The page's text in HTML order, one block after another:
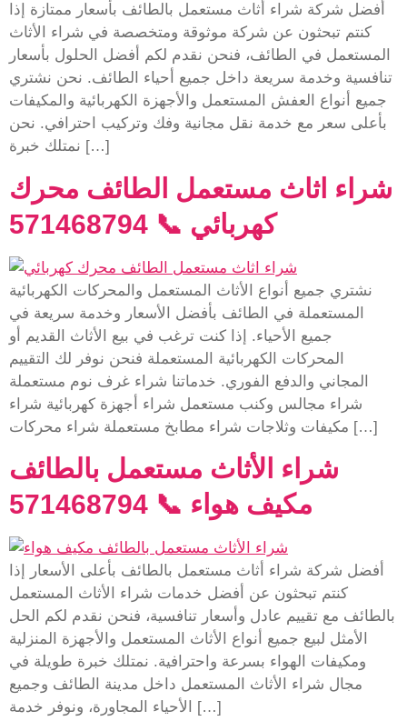
أفضل شركة شراء أثاث مستعمل بالطائف بأسعار ممتازة إذا
كنتم تبحثون عن شركة موثوقة ومتخصصة في شراء الأثاث
المستعمل في الطائف، فنحن نقدم لكم أفضل الحلول بأسعار
تنافسية وخدمة سريعة داخل جميع أحياء الطائف. نحن نشتري
جميع أنواع العفش المستعمل والأجهزة الكهربائية والمكيفات
بأعلى سعر مع خدمة نقل مجانية وفك وتركيب احترافي. نحن
نمتلك خبرة […]
شراء اثاث مستعمل الطائف محرك
كهربائي 📞 571468794
نشتري جميع أنواع الأثاث المستعمل والمحركات الكهربائية
المستعملة في الطائف بأفضل الأسعار وخدمة سريعة في
جميع الأحياء. إذا كنت ترغب في بيع الأثاث القديم أو
المحركات الكهربائية المستعملة فنحن نوفر لك التقييم
المجاني والدفع الفوري. خدماتنا شراء غرف نوم مستعملة
شراء مجالس وكنب مستعمل شراء أجهزة كهربائية شراء
مكيفات وثلاجات شراء مطابخ مستعملة شراء محركات […]
شراء الأثاث مستعمل بالطائف
مكيف هواء 📞 571468794
أفضل شركة شراء أثاث مستعمل بالطائف بأعلى الأسعار إذا
كنتم تبحثون عن أفضل خدمات شراء الأثاث المستعمل
بالطائف مع تقييم عادل وأسعار تنافسية، فنحن نقدم لكم الحل
الأمثل لبيع جميع أنواع الأثاث المستعمل والأجهزة المنزلية
ومكيفات الهواء بسرعة واحترافية. نمتلك خبرة طويلة في
مجال شراء الأثاث المستعمل داخل مدينة الطائف وجميع
الأحياء المجاورة، ونوفر خدمة […]